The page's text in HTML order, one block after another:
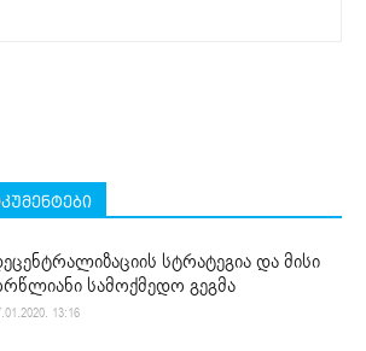
სტრატეგია და მისი
სამოქმედო გეგმა
13:16